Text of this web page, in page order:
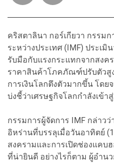
คริสตาลินา กอร์เกียวา กรรม
ระหว่างประเทศ (IMF) ประเ
รับมือกับแรงกระแทกจากสงค
ราคาสินค้าโภคภัณฑ์ปรับตัวสูง
การเงินโลกตึงตัวมากขึ้น โ
บ่งชี้ว่าเศรษฐกิจโลกกำลังเข้า
กรรมการผู้จัดการ IMF กล่าว
อิหร่านที่บรรลุเมื่อวันอาทิตย์
สงครามและการเปิดช่องแค
ที่น่ายินดี อย่างไรก็ตาม ผู้อำน